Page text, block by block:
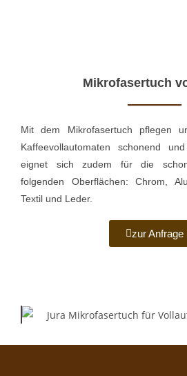
Mikrofasertuch
Mit dem Mikrofasertuch pflegen
Kaffeevollautomaten schonend
eignet sich zudem für die
folgenden Oberflächen: Chrom,
Textil und Leder.
zur Anfrage